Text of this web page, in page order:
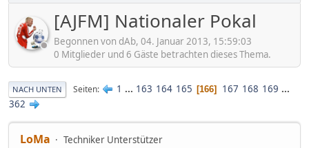
[AJFM] Nationaler Pokal
Begonnen von dAb, 04. Januar 2013, 15:59:03
0 Mitglieder und 6 Gäste betrachten dieses Thema.
NACH UNTEN Seiten 1 ... 163 164 165 166 167 168 169 ...
362
LoMa
Techniker Unterstützer